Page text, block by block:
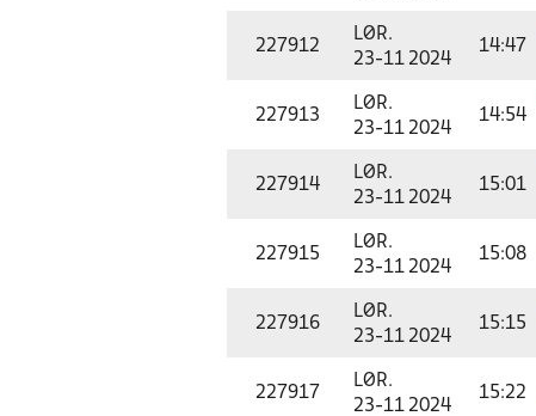
227912
LØR.
23-11 2024
14:47
227913
LØR.
23-11 2024
14:54
227914
LØR.
23-11 2024
15:01
227915
LØR.
23-11 2024
15:08
227916
LØR.
23-11 2024
15:15
227917
LØR.
23-11 2024
15:22